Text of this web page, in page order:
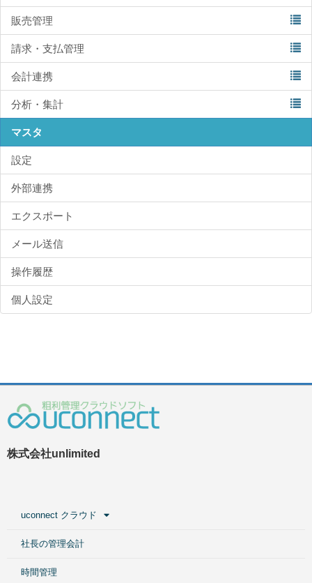
販売管理
請求・支払管理
会計連携
分析・集計
マスタ
設定
外部連携
エクスポート
メール送信
操作履歴
個人設定
株式会社unlimited
uconnect クラウド
社長の管理会計
時間管理